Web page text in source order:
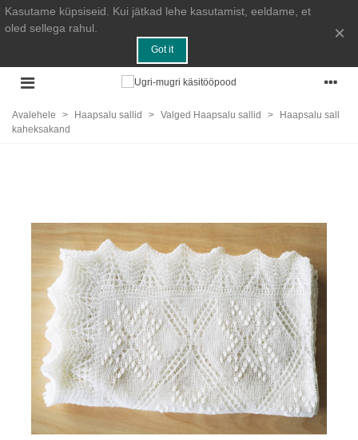
Kasutame küpsiseid. Kui jätkad lehe kasutamist, eeldame, et
oled sellega rahul.
Got it
×
Avalehele > Haapsalu sallid > Valged Haapsalu sallid >
Haapsalu sall
kaheksakand